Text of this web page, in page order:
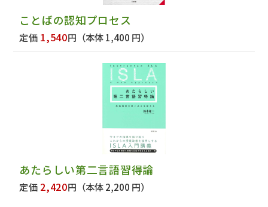
ことばの認知プロセス
定価 1,540円 （本体 1,400 円）
あたらしい第二言語習得論
定価 2,420円 （本体 2,200 円）